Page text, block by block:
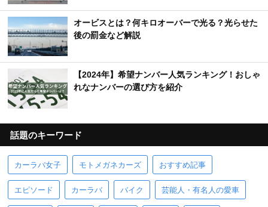
オービスとは？何キロオーバーで光る？光らせた
後の罰金など解説
【2024年】希望ナンバー人気ランキング！おしゃ
れなナンバーの選び方を紹介
話題のキーワード
カーラバ女子 モトメガネカーズ おすすめ記事
エピソード カーラバ バイク 芸能人・有名人の愛車